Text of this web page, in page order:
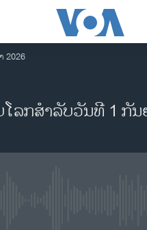
ປະທານາທີບໍດີ ສະຫະລັດ 2024
2026
ລກສຳລັບວັນທີ 1 ກັນ